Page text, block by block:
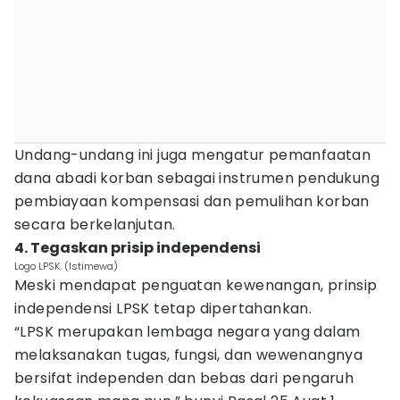
Undang-undang ini juga mengatur pemanfaatan
dana abadi korban sebagai instrumen pendukung
pembiayaan kompensasi dan pemulihan korban
secara berkelanjutan.
4. Tegaskan prisip independensi
Logo LPSK. (Istimewa)
Meski mendapat penguatan kewenangan, prinsip
independensi LPSK tetap dipertahankan.
“LPSK merupakan lembaga negara yang dalam
melaksanakan tugas, fungsi, dan wewenangnya
bersifat independen dan bebas dari pengaruh